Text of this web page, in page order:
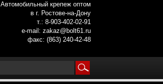
Автомобильный крепеж оптом
в г. Ростове-на-Дону
т.: 8-903-402-02-91
e-mail: zakaz@bolt61.ru
факс: (863) 240-42-48